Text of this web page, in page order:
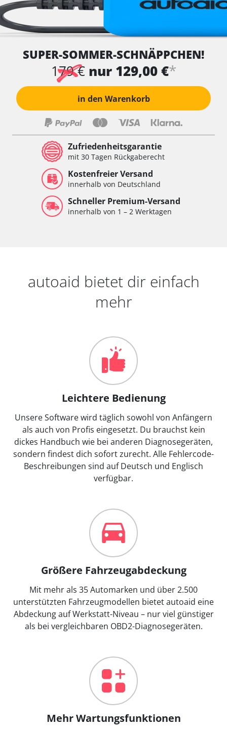
SUPER-SOMMER-SCHNÄPPCHEN!
179 € nur 129,00 €*
in den Warenkorb
Zufriedenheitsgarantie
mit 30 Tagen Rückgaberecht
Kostenfreier Versand
innerhalb von Deutschland
Schneller Premium-Versand
innerhalb von 1 – 2 Werktagen
autoaid bietet dir einfach
mehr
Leichtere Bedienung
Unsere Software wird täglich sowohl von Anfängern
als auch von Profis eingesetzt. Du brauchst kein
dickes Handbuch wie bei anderen Diagnosegeräten,
sondern findest dich sofort zurecht. Alle Fehlercode-
Beschreibungen sind auf Deutsch und Englisch
verfügbar.
Größere Fahrzeugabdeckung
Mit mehr als 35 Automarken und über 2.500
unterstützten Fahrzeugmodellen bietet autoaid eine
Abdeckung auf Werkstatt-Niveau – nur viel günstiger
als bei vergleichbaren OBD2-Diagnosegeräten.
Mehr Wartungsfunktionen